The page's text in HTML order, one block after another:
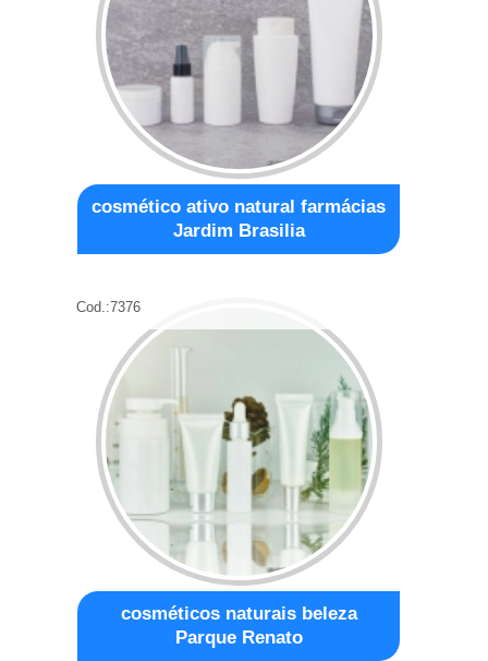
cosmético ativo natural farmácias
Jardim Brasilia
Cod.:7376
cosméticos naturais beleza
Parque Renato